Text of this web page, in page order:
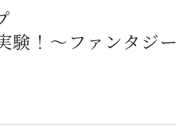
験！～ファンタジー